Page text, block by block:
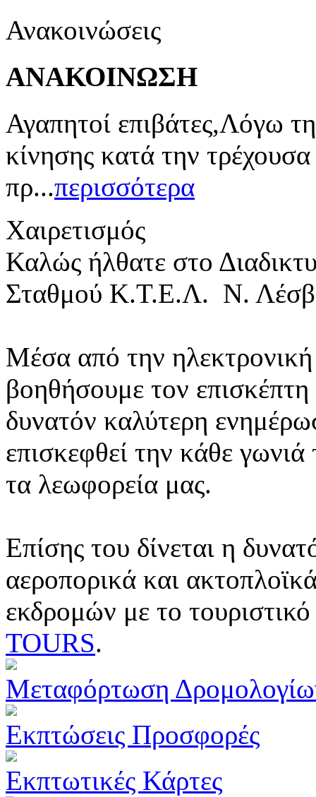
Ανακοινώσεις
ΑΝΑΚΟΙΝΩΣΗ
Αγαπητοί επιβάτες,Λόγω
κίνησης κατά την
πρ...περισσότερα
Χαιρετισμός
Καλώς ήλθατε στο
Σταθμού Κ.Τ.Ε.Λ. Ν.
Μέσα από την ηλεκτρονική
βοηθήσουμε τον
δυνατόν καλύτερη
επισκεφθεί την κάθε
τα λεωφορεία μας.
Επίσης του δίνεται η
αεροπορικά και
εκδρομών με το
TOURS.
Μεταφόρτωση
Εκπτώσεις Προσφορές
Εκπτωτικές Κάρτες